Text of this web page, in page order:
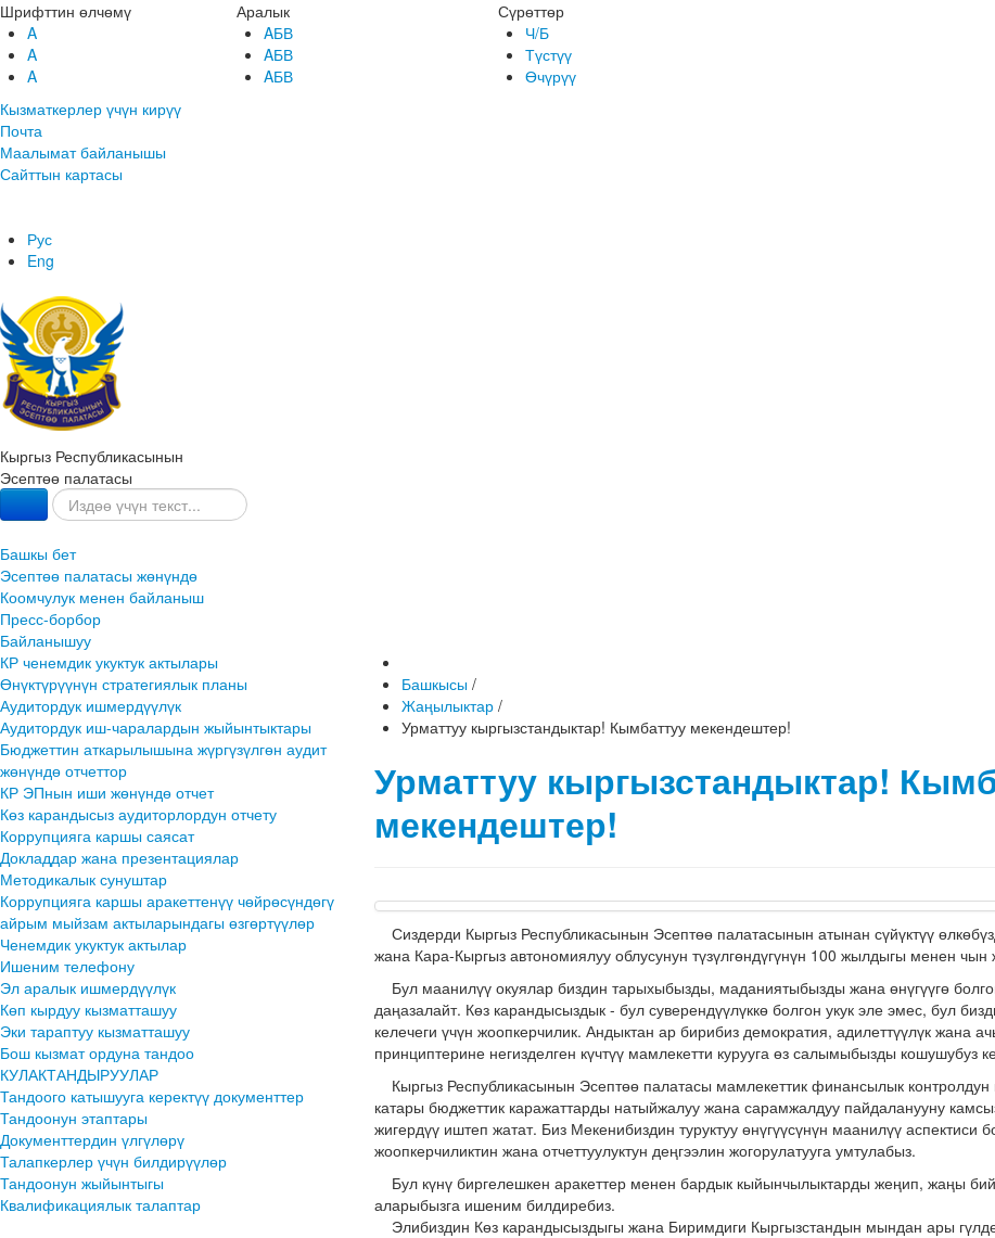
Шрифттин өлчөмү
A
A
A
Аралык
AБВ
AБВ
AБВ
Сүрөттөр
Ч/Б
Түстүү
Өчүрүү
Кызматкерлер үчүн кирүү
Почта
Маалымат байланышы
Сайттын картасы
Рус
Eng
Кыргыз Республикасынын
Эсептөө палатасы
Башкы бет
Эсептөө палатасы жөнүндө
Коомчулук менен байланыш
Пресс-борбор
Байланышуу
КР ченемдик укуктук актылары
Өнүктүрүүнүн стратегиялык планы
Аудитордук ишмердүүлүк
Аудитордук иш-чаралардын жыйынтыктары
Бюджеттин аткарылышына жүргүзүлгөн аудит
жөнүндө отчеттор
КР ЭПнын иши жөнүндө отчет
Көз карандысыз аудиторлордун отчету
Коррупцияга каршы саясат
Докладдар жана презентациялар
Методикалык сунуштар
Коррупцияга каршы аракеттенүү чөйрөсүндөгү
айрым мыйзам актыларындагы өзгөртүүлөр
Ченемдик укуктук актылар
Ишеним телефону
Эл аралык ишмердүүлүк
Көп кырдуу кызматташуу
Эки тараптуу кызматташуу
Бош кызмат ордуна тандоо
КУЛАКТАНДЫРУУЛАР
Тандоого катышууга керектүү документтер
Тандоонун этаптары
Документтердин үлгүлөрү
Талапкерлер үчүн билдирүүлөр
Тандоонун жыйынтыгы
Квалификациялык талаптар
Башкысы /
Жаңылыктар /
Урматтуу кыргызстандыктар! Кымбаттуу мекендештер!
Урматтуу кыргызстандыктар!
мекендештер!
Сиздерди Кыргыз Республикасынын Эсептөө палатасынын атынан сүйүктүү
жана Кара-Кыргыз автономиялуу облусунун түзүлгөндүгүнүн 100 жылдыгы менен чын
Бул маанилүү окуялар биздин тарыхыбызды, маданиятыбызды жана өнүгүүгө
даңазалайт. Көз карандысыздык - бул суверендүүлүккө болгон укук эле эмес, бул
келечеги үчүн жоопкерчилик. Андыктан ар бирибиз демократия, адилеттүүлүк жана
принциптерине негизделген күчтүү мамлекетти курууга өз салымыбызды кошушубуз
Кыргыз Республикасынын Эсептөө палатасы мамлекеттик финансылык контролдун
катары бюджеттик каражаттарды натыйжалуу жана сарамжалдуу пайдаланууну
жигердүү иштеп жатат. Биз Мекенибиздин туруктуу өнүгүүсүнүн маанилүү аспектиси
жоопкерчиликтин жана отчеттуулуктун деңгээлин жогорулатууга умтулабыз.
Бул күнү биргелешкен аракеттер менен бардык кыйынчылыктарды жеңип, жаңы
аларыбызга ишеним билдиребиз.
Элибиздин Көз карандысыздыгы жана Биримдиги Кыргызстандын мындан ары